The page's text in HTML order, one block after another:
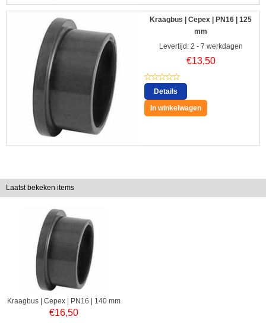
Kraagbus | Cepex | PN16 | 125
mm
Levertijd: 2 - 7 werkdagen
€13,50
Details
In winkelwagen
Laatst bekeken items
Kraagbus | Cepex | PN16 | 140 mm
€16,50